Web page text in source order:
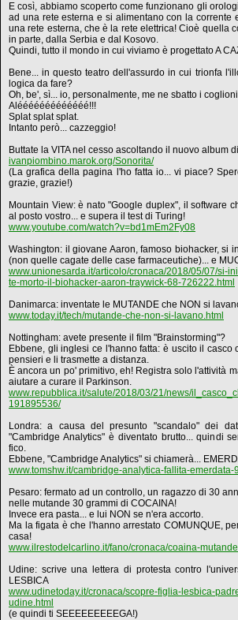
E così, abbiamo scoperto come funzionano gli
ad una rete esterna e si alimentano con la corrente
una rete esterna, che è la rete elettrica! Cioè quella
in parte, dalla Serbia e dal Kosovo.
Quindi, tutto il mondo in cui viviamo è progettato A
Bene... in questo teatro dell'assurdo in cui trionfa
logica da fare?
Oh, be', sì... io, personalmente, me ne sbatto i
Alééééééééééééé!!!
Splat splat splat.
Intanto però... cazzeggio!
Buttate la VITA nel cesso ascoltando il nuovo album
ivanpiombino.marok.org/Sonorita/
(La grafica della pagina l'ho fatta io... vi piace?
grazie, grazie!)
Mountain View: è nato "Google duplex", il software
al posto vostro... e supera il test di Turing!
www.youtube.com/watch?v=bd1mEm2Fy08
Washington: il giovane Aaron, famoso biohacker, si
(non quelle cagate delle case farmaceutiche)... e
www.unionesarda.it/articolo/cronaca/2018/05/07/si-
te-morto-il-biohacker-aaron-traywick-68-726222.html
Danimarca: inventate le MUTANDE che NON si
www.today.it/tech/mutande-che-non-si-lavano.html
Nottingham: avete presente il film "Brainstorming"?
Ebbene, gli inglesi ce l'hanno fatta: è uscito il casco
pensieri e li trasmette a distanza.
È ancora un po' primitivo, eh! Registra solo l'attività
aiutare a curare il Parkinson.
www.repubblica.it/salute/2018/03/21/news/
191895536/
Londra: a causa del presunto "scandalo" dei
"Cambridge Analytics" è diventato brutto... quindi
fico.
Ebbene, "Cambridge Analytics" si chiamerà...
www.tomshw.it/cambridge-analytica-fallita-emerdata-
Pesaro: fermato ad un controllo, un ragazzo di 30
nelle mutande 30 grammi di COCAINA!
Invece era pasta... e lui NON se n'era accorto.
Ma la figata è che l'hanno arrestato COMUNQUE,
casa!
www.ilrestodelcarlino.it/fano/cronaca/coaina-
Udine: scrive una lettera di protesta contro
LESBICA
www.udinetoday.it/cronaca/scopre-figlia-lesbica-
udine.html
(e quindi ti SEEEEEEEEEGA!)